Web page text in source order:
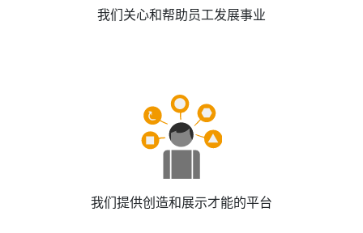
我们关心和帮助员工发展事业
我们提供创造和展示才能的平台